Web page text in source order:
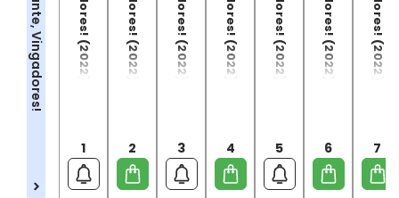
Avante, Vingadores!
1 2 3 4 5 6 7